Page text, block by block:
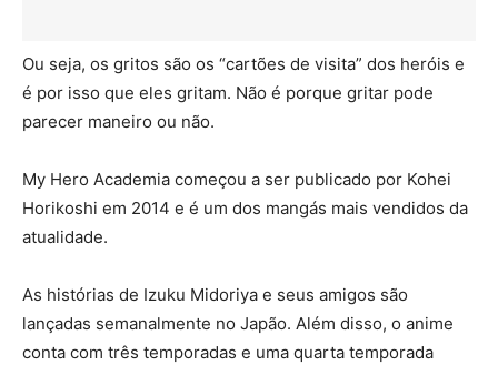
Ou seja, os gritos são os “cartões de visita” dos heróis e
é por isso que eles gritam. Não é porque gritar pode
parecer maneiro ou não.
My Hero Academia começou a ser publicado por Kohei
Horikoshi em 2014 e é um dos mangás mais vendidos da
atualidade.
As histórias de Izuku Midoriya e seus amigos são
lançadas semanalmente no Japão. Além disso, o anime
conta com três temporadas e uma quarta temporada